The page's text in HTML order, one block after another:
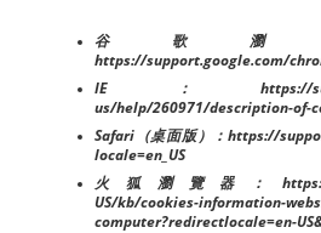
谷歌瀏
https://support.google.com/
IE：https://
us/help/260971/description-of-
Safari（桌面版）：https://
locale=en_US
火狐瀏覽器：https://
US/kb/cookies-information-
computer?redirectlocale=en-